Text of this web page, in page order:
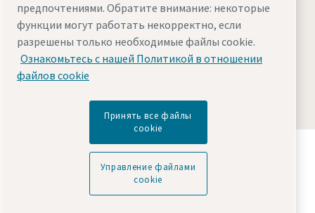
Правовые положения и уведомления о
конфиденциальности
Управление файлами cookieДоступКарта сайта
Узнайте, как Atlas Copco Group создает
технологии, преобразующие будущее.
Посетите сайт Atlas Copco Group
предпочтениями. Обратите внимание: некоторые
функции могут работать некорректно, если
разрешены только необходимые файлы cookie.
Ознакомьтесь с нашей Политикой в отношении
файлов cookie
Принять все файлы
cookie
Управление файлами
cookie